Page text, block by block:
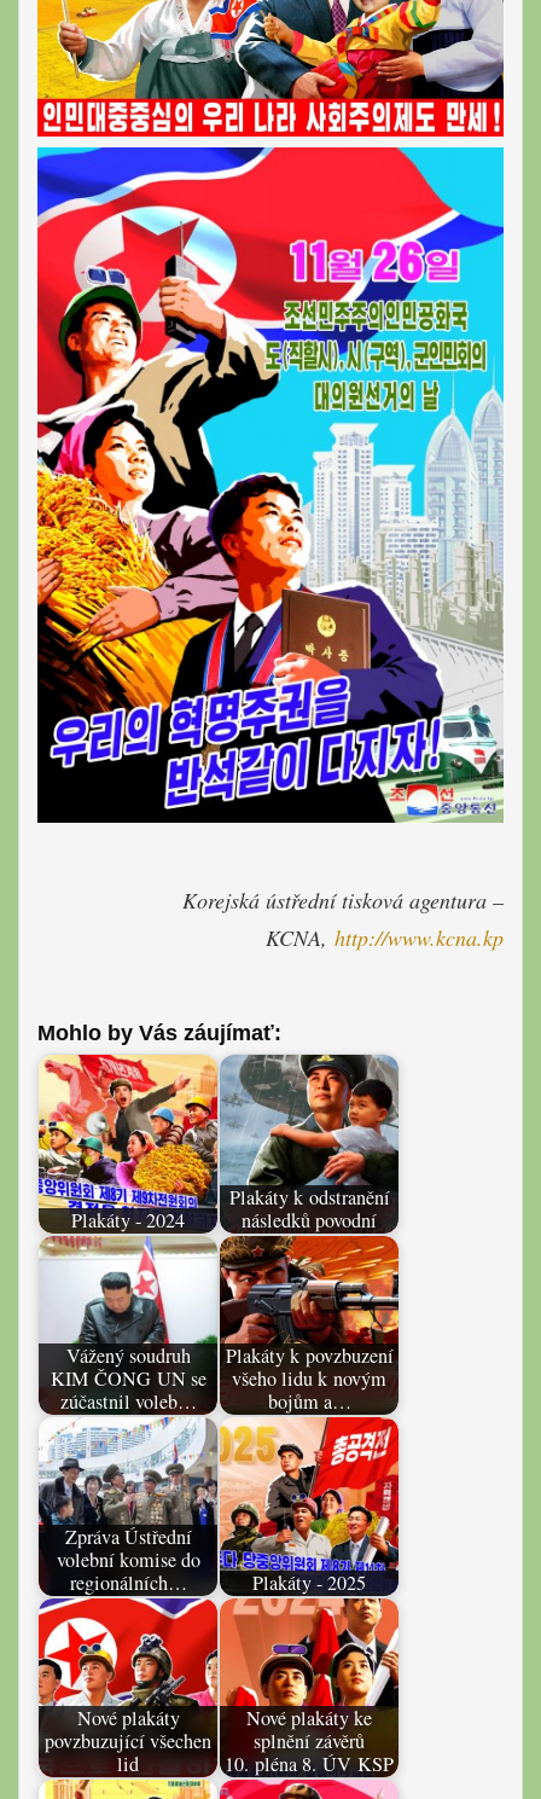
Korejská ústřední tisková agentura –
KCNA, http://www.kcna.kp
Mohlo by Vás záujímať:
Plakáty - 2024
Plakáty k odstranění
následků povodní
Vážený soudruh
KIM ČONG UN se
zúčastnil voleb…
Plakáty k povzbuzení
všeho lidu k novým
bojům a…
Zpráva Ústřední
volební komise do
regionálních…
Plakáty - 2025
Nové plakáty
povzbuzující všechen
lid
Nové plakáty ke
splnění závěrů
10. pléna 8. ÚV KSP